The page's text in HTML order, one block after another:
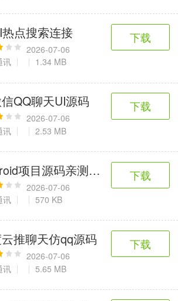
点搜索连接
2026-07-06
讯
1.34 MB
下载
QQ聊天UI源码
2026-07-06
讯
2.53 MB
下载
项目源码亲测可以发件的安卓
2026-07-06
讯
570 KB
下载
推聊天仿qq源码
2026-07-06
讯
5.65 MB
下载